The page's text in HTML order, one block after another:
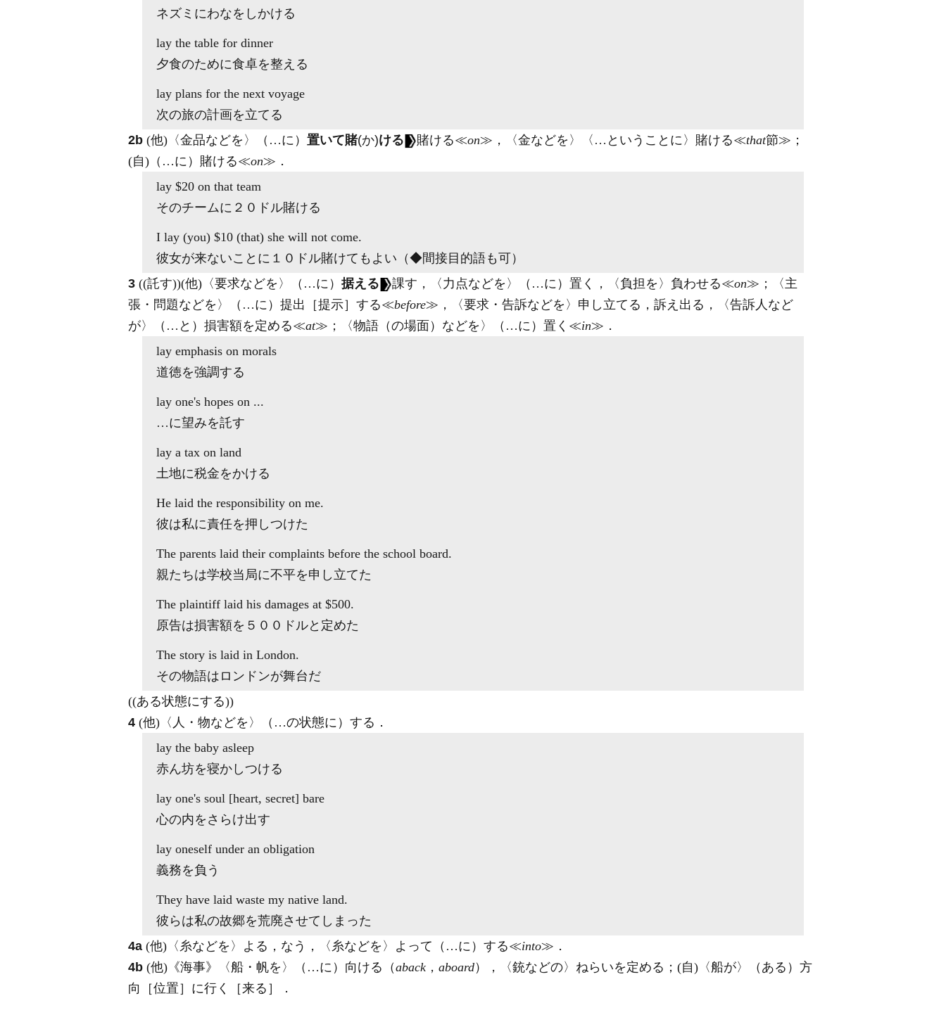
ネズミにわなをしかける
lay the table for dinner
夕食のために食卓を整える
lay plans for the next voyage
次の旅の計画を立てる
2b (他) 〈金品などを〉（…に） 置いて賭(か)ける 賭ける≪on≫，〈金などを〉〈…ということに〉賭ける≪that節≫；
(自) （…に）賭ける≪on≫ ．
lay $20 on that team
そのチームに２０ドル賭ける
I lay (you) $10 (that) she will not come.
彼女が来ないことに１０ドル賭けてもよい（◆間接目的語も可）
3 ((託す))(他) 〈要求などを〉（…に） 据える 課す，〈力点などを〉（…に）置く，〈負担を〉負わせる≪on≫；〈主
張・問題などを〉（…に）提出［提示］する≪before≫，〈要求・告訴などを〉申し立てる，訴え出る，〈告訴人など
が〉（…と）損害額を定める≪at≫；〈物語（の場面）などを〉（…に）置く≪in≫ ．
lay emphasis on morals
道徳を強調する
lay one's hopes on ...
…に望みを託す
lay a tax on land
土地に税金をかける
He laid the responsibility on me.
彼は私に責任を押しつけた
The parents laid their complaints before the school board.
親たちは学校当局に不平を申し立てた
The plaintiff laid his damages at $500.
原告は損害額を５００ドルと定めた
The story is laid in London.
その物語はロンドンが舞台だ
((ある状態にする))
4 (他) 〈人・物などを〉（…の状態に）する ．
lay the baby asleep
赤ん坊を寝かしつける
lay one's soul [heart, secret] bare
心の内をさらけ出す
lay oneself under an obligation
義務を負う
They have laid waste my native land.
彼らは私の故郷を荒廃させてしまった
4a (他) 〈糸などを〉よる，なう，〈糸などを〉よって（…に）する≪into≫ ．
4b (他) 《海事》 〈船・帆を〉（…に）向ける（aback ， aboard），〈銃などの〉ねらいを定める； (自) 〈船が〉（ある）方
向［位置］に行く［来る］
．